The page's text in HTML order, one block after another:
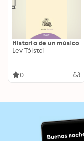
Historia de un músico
Lev Tólstoi
0